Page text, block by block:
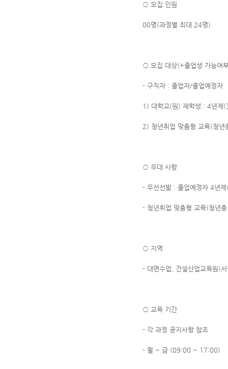
○ 모집 인원
00명(과정별 최대 24명)
○ 모집 대상(+졸업생 가능여
- 구직자 : 졸업자/졸업예정자
1) 대학교(원) 재학생 : 4년제
2) 청년취업 맞춤형 교육(청년
○ 우대 사항
- 우선선발 : 졸업예정자 4년
- 청년취업 맞춤형 교육(청년
○ 지역
- 대면수업, 건설산업교육원(
○ 교육 기간
- 각 과정 공지사항 참조
- 월 ~ 금 (09:00 ~ 17:00)